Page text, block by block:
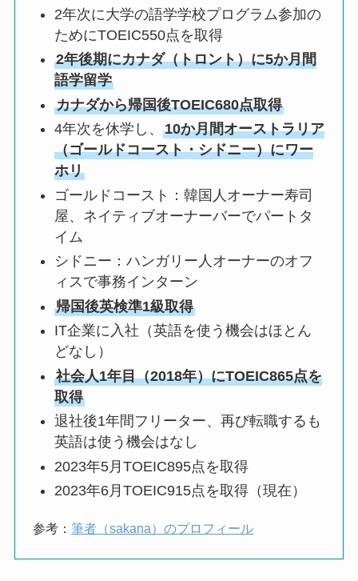
2年次に大学の語学学校プログラム参加の
ためにTOEIC550点を取得
2年後期にカナダ（トロント）に5か月間
語学留学
カナダから帰国後TOEIC680点取得
4年次を休学し、10か月間オーストラリア
（ゴールドコースト・シドニー）にワー
ホリ
ゴールドコースト：韓国人オーナー寿司
屋、ネイティブオーナーバーでパートタ
イム
シドニー：ハンガリー人オーナーのオフ
ィスで事務インターン
帰国後英検準1級取得
IT企業に入社（英語を使う機会はほとん
どなし）
社会人1年目（2018年）にTOEIC865点を
取得
退社後1年間フリーター、再び転職するも
英語は使う機会はなし
2023年5月TOEIC895点を取得
2023年6月TOEIC915点を取得（現在）
参考：筆者（sakana）のプロフィール